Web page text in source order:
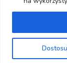
Regulamin